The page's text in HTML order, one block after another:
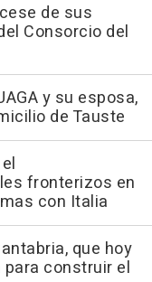
de sus
Consorcio del
y su esposa,
de Tauste
fronterizos en
con Italia
que hoy
construir el